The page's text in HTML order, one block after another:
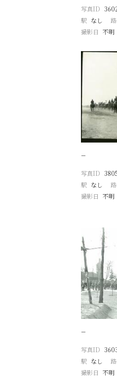
写真ID
駅 なし
撮影日 不明
−
写真ID
駅 なし
撮影日 不明
−
写真ID
駅 なし
撮影日 不明